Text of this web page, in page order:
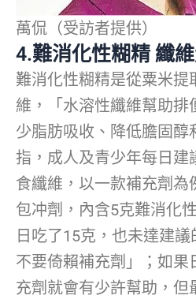
萬侃（受訪者提供）
4.難消化性糊精 纖
難消化性糊精是從粟米提
維，「水溶性纖維幫助排
少脂肪吸收、降低膽固醇
指，成人及青少年每日建
食纖維，以一款補充劑為
包冲劑，內含5克難消化
日吃了15克，也未達建
不要倚賴補充劑」；如果
充劑就會有少許幫助，但